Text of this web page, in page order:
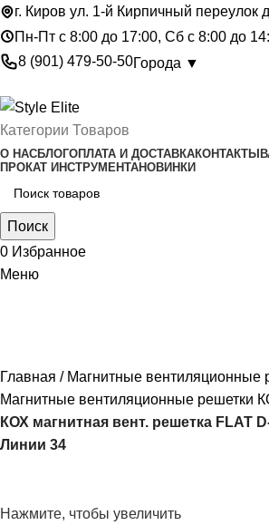
г. Киров ул. 1-й Кирпичный переулок
Пн-Пт с 8:00 до 17:00, Сб с 8:00 до
8 (901) 479-50-50Города ▼
Категории Товаров
О НАСБЛОГОПЛАТА И ДОСТАВКАКОНТАКТЫ
ПРОКАТ ИНСТРУМЕНТАНОВИНКИ
Поиск
0 Избранное
Меню
Главная
Магнитные вентиляционные
Магнитные вентиляционные решетки
КОХ магнитная вент. решетка FLAT
Линии 34
Нажмите, чтобы увеличить